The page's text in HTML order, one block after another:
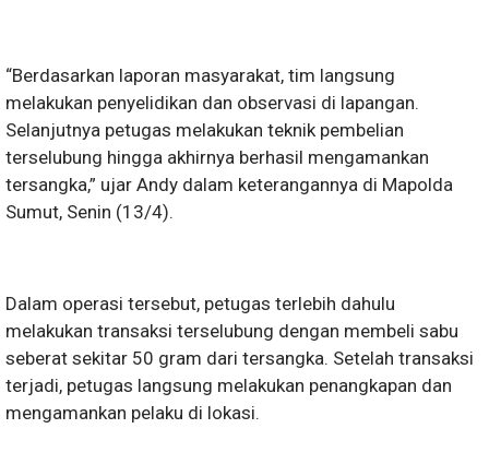
“Berdasarkan laporan masyarakat, tim langsung
melakukan penyelidikan dan observasi di lapangan.
Selanjutnya petugas melakukan teknik pembelian
terselubung hingga akhirnya berhasil mengamankan
tersangka,” ujar Andy dalam keterangannya di Mapolda
Sumut, Senin (13/4).
Dalam operasi tersebut, petugas terlebih dahulu
melakukan transaksi terselubung dengan membeli sabu
seberat sekitar 50 gram dari tersangka. Setelah transaksi
terjadi, petugas langsung melakukan penangkapan dan
mengamankan pelaku di lokasi.